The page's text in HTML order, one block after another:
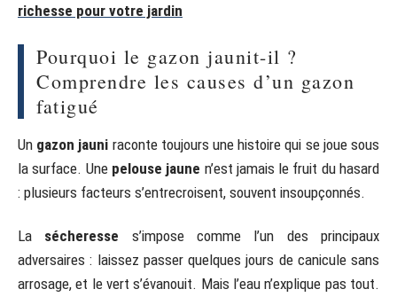
richesse pour votre jardin
Pourquoi le gazon jaunit-il ?
Comprendre les causes d’un gazon
fatigué
Un gazon jauni raconte toujours une histoire qui se joue sous
la surface. Une pelouse jaune n’est jamais le fruit du hasard
: plusieurs facteurs s’entrecroisent, souvent insoupçonnés.
La sécheresse s’impose comme l’un des principaux
adversaires : laissez passer quelques jours de canicule sans
arrosage, et le vert s’évanouit. Mais l’eau n’explique pas tout.